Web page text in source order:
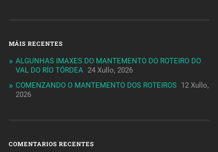
MÁIS RECENTES
ALGUNHAS IMAXES DO MANTEMENTO DO ROTEIRO DO
VAL DO RÍO TÓRDEA 24 Xullo, 2026
COMENZANDO O MANTEMENTO DOS ROTEIROS 12 Xullo,
2026
COMENTARIOS RECENTES